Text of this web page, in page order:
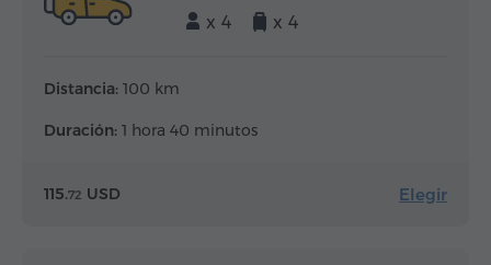
x 4
x 4
Distancia: 100 km
Duración: 1 hora 40 minutos
115.72 USD Elegir